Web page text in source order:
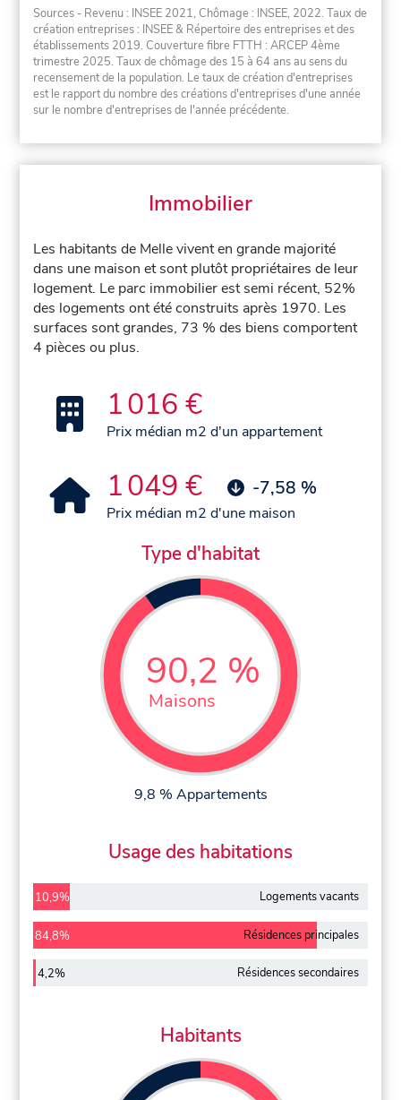
Sources - Revenu : INSEE 2021, Chômage : INSEE, 2022. Taux de
création entreprises : INSEE & Répertoire des entreprises et des
établissements 2019. Couverture fibre FTTH : ARCEP 4ème
trimestre 2025. Taux de chômage des 15 à 64 ans au sens du
recensement de la population. Le taux de création d'entreprises
est le rapport du nombre des créations d'entreprises d'une année
sur le nombre d'entreprises de l'année précédente.
Immobilier
Les habitants de Melle vivent en grande majorité
dans une maison et sont plutôt propriétaires de leur
logement. Le parc immobilier est semi récent, 52%
des logements ont été construits après 1970. Les
surfaces sont grandes, 73 % des biens comportent
4 pièces ou plus.
1 016 €
Prix médian m2 d'un appartement
1 049 € -7,58 %
Prix médian m2 d'une maison
Type d'habitat
90,2 %
Maisons
9,8 % Appartements
Usage des habitations
10,9% Logements vacants
84,8% Résidences principales
4,2% Résidences secondaires
Habitants